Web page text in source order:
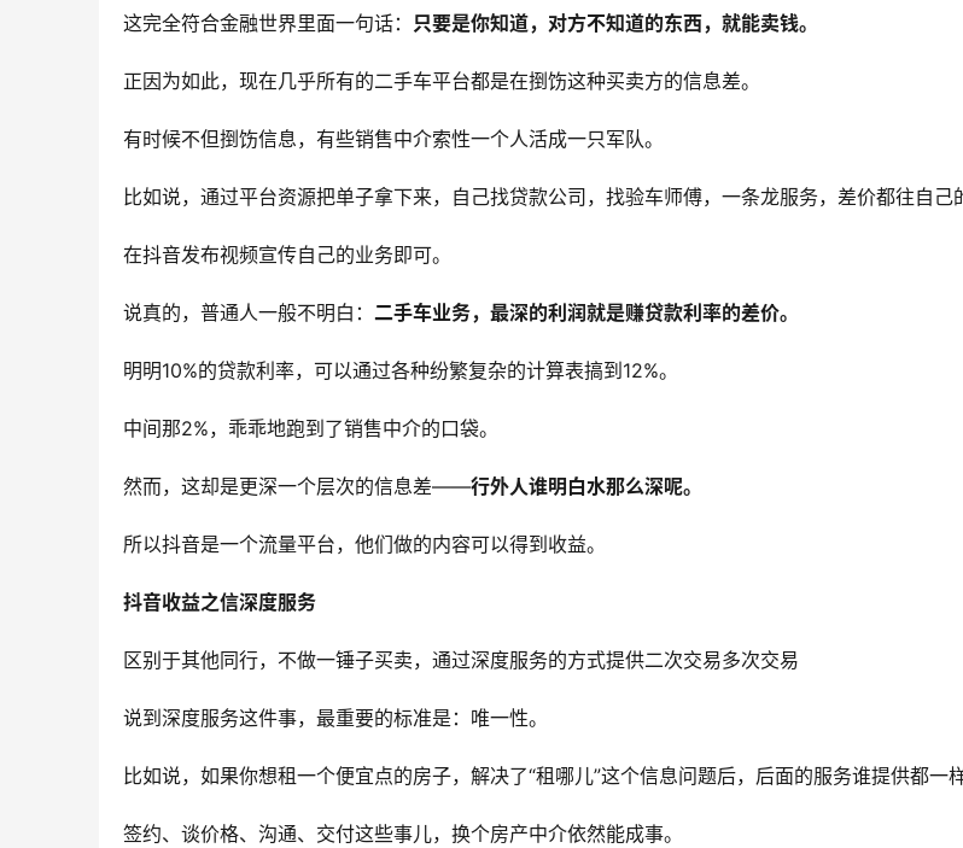
这完全符合金融世界里面一句话： 只要是你知道，对方不知道的东西，就能卖钱。
正因为如此，现在几乎所有的二手车平台都是在捯饬这种买卖方的信息差。
有时候不但捯饬信息，有些销售中介索性一个人活成一只军队。
比如说，通过平台资源把单子拿下来，自己找贷款公司，找验车师傅，一条龙服务，差价都往自己
在抖音发布视频宣传自己的业务即可。
说真的，普通人一般不明白： 二手车业务，最深的利润就是赚贷款利率的差价。
明明10%的贷款利率，可以通过各种纷繁复杂的计算表搞到12%。
中间那2%，乖乖地跑到了销售中介的口袋。
然而，这却是更深一个层次的信息差——行外人谁明白水那么深呢。
所以抖音是一个流量平台，他们做的内容可以得到收益。
抖音收益之信深度服务
区别于其他同行，不做一锤子买卖，通过深度服务的方式提供二次交易多次交易
说到深度服务这件事，最重要的标准是：唯一性。
比如说，如果你想租一个便宜点的房子，解决了“租哪儿”这个信息问题后，后面的服务谁提供都一样
签约、谈价格、沟通、交付这些事儿，换个房产中介依然能成事。